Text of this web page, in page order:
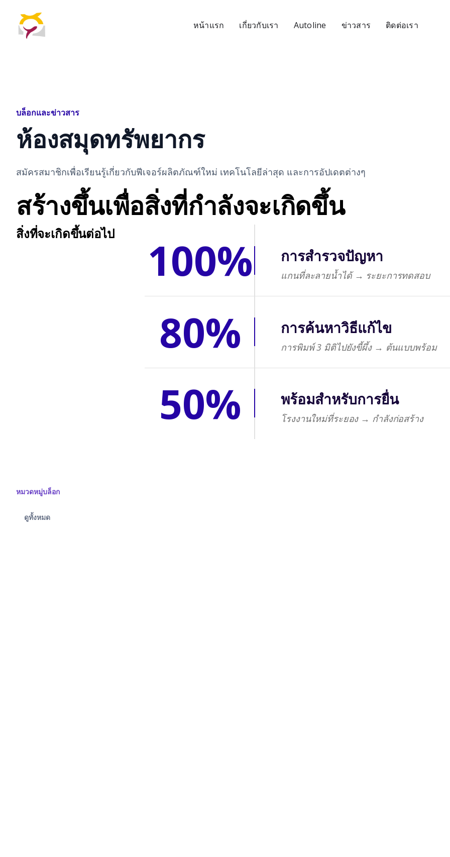
หน้าแรก เกี่ยวกับเรา Autoline ข่าวสาร ติดต่อเรา
บล็อกและข่าวสาร
ห้องสมุดทรัพยากร
สมัครสมาชิกเพื่อเรียนรู้เกี่ยวกับฟีเจอร์ผลิตภัณฑ์ใหม่ เทคโนโลยีล่าสุด และการอัปเดตต่างๆ
สร้างขึ้นเพื่อสิ่งที่กำลังจะเกิดขึ้น
สิ่งที่จะเกิดขึ้นต่อไป 100% การสำรวจปัญหา
แกนที่ละลายน้ำได้ → ระยะการทดสอบ
80% การค้นหาวิธีแก้ไข
การพิมพ์ 3 มิติไปยังขี้ผึ้ง → ต้นแบบพร้อม
50% พร้อมสำหรับการยื่น
โรงงานใหม่ที่ระยอง → กำลังก่อสร้าง
หมวดหมู่บล็อก
ดูทั้งหมด